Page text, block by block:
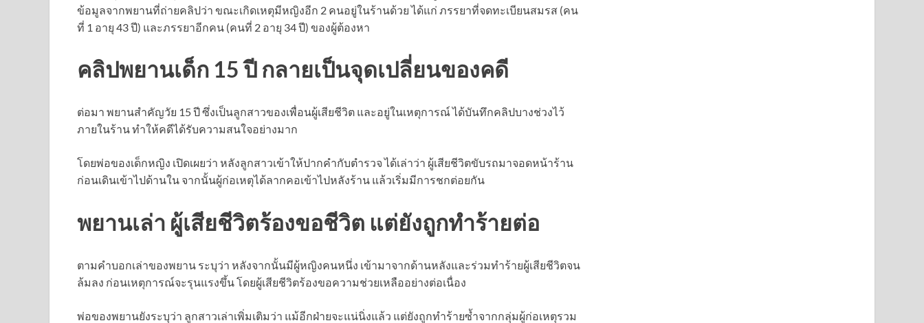
ข้อมูลจากพยานที่ถ่ายคลิปว่า ขณะเกิดเหตุมีหญิงอีก 2 คนอยู่ในร้านด้วย ได้แก่ ภรรยาที่จดทะเบียนสมรส (คน
ที่ 1 อายุ 43 ปี) และภรรยาอีกคน (คนที่ 2 อายุ 34 ปี) ของผู้ต้องหา
คลิปพยานเด็ก 15 ปี กลายเป็นจุดเปลี่ยนของคดี
ต่อมา พยานสำคัญวัย 15 ปี ซึ่งเป็นลูกสาวของเพื่อนผู้เสียชีวิต และอยู่ในเหตุการณ์ ได้บันทึกคลิปบางช่วงไว้
ภายในร้าน ทำให้คดีได้รับความสนใจอย่างมาก
โดยพ่อของเด็กหญิง เปิดเผยว่า หลังลูกสาวเข้าให้ปากคำกับตำรวจ ได้เล่าว่า ผู้เสียชีวิตขับรถมาจอดหน้าร้าน
ก่อนเดินเข้าไปด้านใน จากนั้นผู้ก่อเหตุได้ลากคอเข้าไปหลังร้าน แล้วเริ่มมีการชกต่อยกัน
พยานเล่า ผู้เสียชีวิตร้องขอชีวิต แต่ยังถูกทำร้ายต่อ
ตามคำบอกเล่าของพยาน ระบุว่า หลังจากนั้นมีผู้หญิงคนหนึ่ง เข้ามาจากด้านหลังและร่วมทำร้ายผู้เสียชีวิตจน
ล้มลง ก่อนเหตุการณ์จะรุนแรงขึ้น โดยผู้เสียชีวิตร้องขอความช่วยเหลืออย่างต่อเนื่อง
พ่อของพยานยังระบุว่า ลูกสาวเล่าเพิ่มเติมว่า แม้อีกฝ่ายจะแน่นิ่งแล้ว แต่ยังถูกทำร้ายซ้ำจากกลุ่มผู้ก่อเหตุรวม